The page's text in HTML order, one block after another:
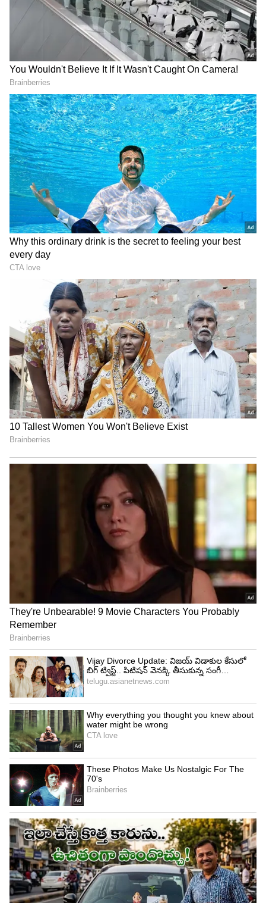
ఛాంపియన్స్ ట్రోఫీని గెలుచుకుంది.
హ్యాట్సాఫ్.. హార్దిక్ పాండ్యాపై రోహిత్ శ‌ర్మ కామెంట్స్
వైర‌ల్.. ఎమ‌న్నాడంటే?
Records: శ్రీలంకలో భారత టెస్టు
కెప్టెన్ల రికార్డులు.. నంబర్ 1 ఎవరో
తెలుసా?
Indian Cricket: మ్యాచ్
లేకపోతే డ్యూటీకే.. ప్రభుత్వ
టీమిండియా స్టార్స్ వీరే
LATEST VIDEOS
Gold Rate Today: మూడో రోజూ షాక్..
రాకెట్ లా దూసుకెళ్తున్న బంగారం ధరలు |
Asianet News Telugu
తెలుగు రాష్ట్రాల్లో మళ్లీ మొదలైన భారీ
వర్షాలు | AP & Telangana Rain Alert
Today